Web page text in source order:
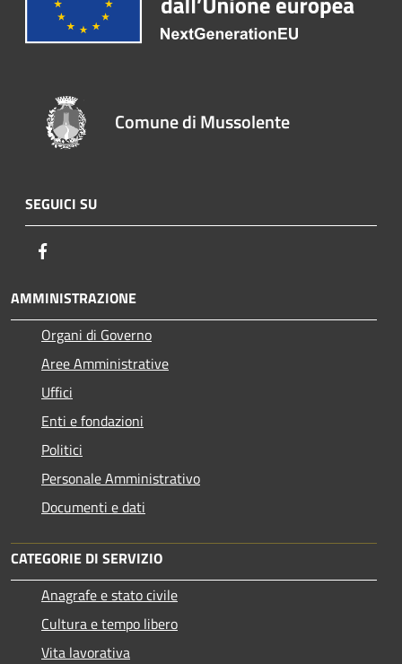
Comune di Mussolente
SEGUICI SU
AMMINISTRAZIONE
Organi di Governo
Aree Amministrative
Uffici
Enti e fondazioni
Politici
Personale Amministrativo
Documenti e dati
CATEGORIE DI SERVIZIO
Anagrafe e stato civile
Cultura e tempo libero
Vita lavorativa